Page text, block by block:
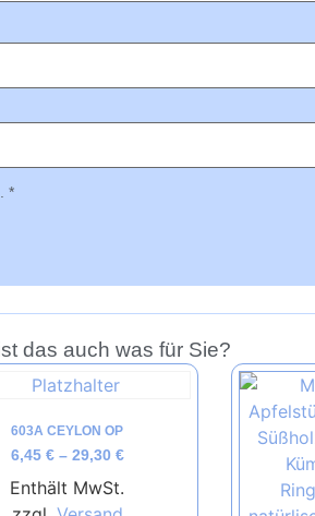
*
das auch was für Sie?
603A CEYLON OP
6,45 € – 29,30 €
Enthält MwSt.